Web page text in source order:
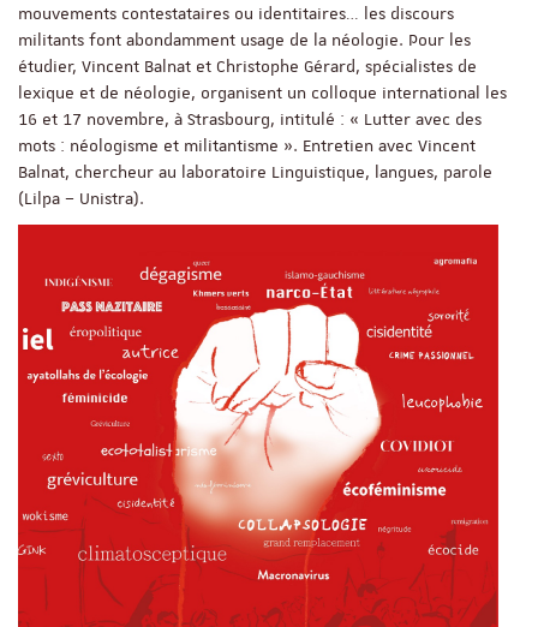
mouvements contestataires ou identitaires… les discours
militants font abondamment usage de la néologie. Pour les
étudier, Vincent Balnat et Christophe Gérard, spécialistes de
lexique et de néologie, organisent un colloque international les
16 et 17 novembre, à Strasbourg, intitulé : « Lutter avec des
mots : néologisme et militantisme ». Entretien avec Vincent
Balnat, chercheur au laboratoire Linguistique, langues, parole
(Lilpa – Unistra).